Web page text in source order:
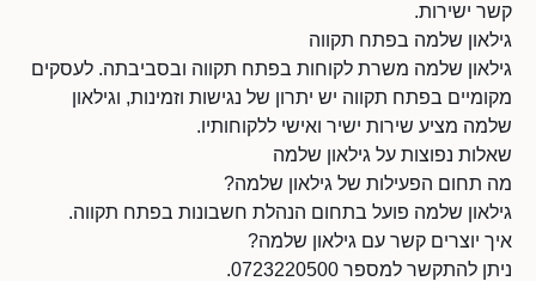
קשר ישירות.
גילאון שלמה בפתח תקווה
גילאון שלמה משרת לקוחות בפתח תקווה ובסביבתה. לעסקים
מקומיים בפתח תקווה יש יתרון של נגישות וזמינות, וגילאון
שלמה מציע שירות ישיר ואישי ללקוחותיו.
שאלות נפוצות על גילאון שלמה
מה תחום הפעילות של גילאון שלמה?
גילאון שלמה פועל בתחום הנהלת חשבונות בפתח תקווה.
איך יוצרים קשר עם גילאון שלמה?
ניתן להתקשר למספר 0723220500.